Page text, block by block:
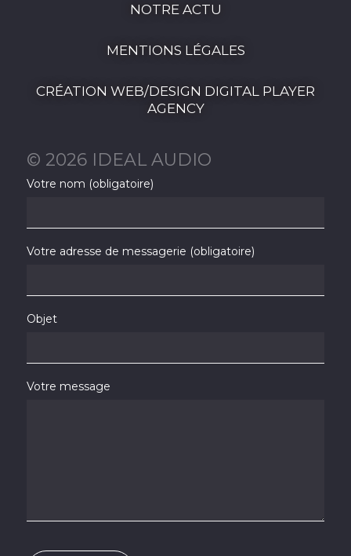
NOTRE ACTU
MENTIONS LÉGALES
CRÉATION WEB/DESIGN DIGITAL PLAYER
AGENCY
© 2026 IDEAL AUDIO
Votre nom (obligatoire)
Votre adresse de messagerie (obligatoire)
Objet
Votre message